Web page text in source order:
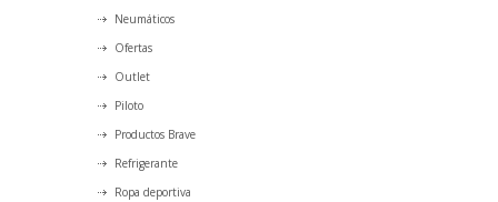
Neumáticos
Ofertas
Outlet
Piloto
Productos Brave
Refrigerante
Ropa deportiva